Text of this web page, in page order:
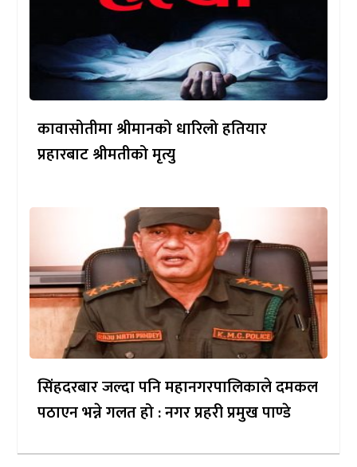
कावासोतीमा श्रीमानको धारिलो हतियार
प्रहारबाट श्रीमतीको मृत्यु
सिंहदरबार जल्दा पनि महानगरपालिकाले दमकल
पठाएन भन्ने गलत हो : नगर प्रहरी प्रमुख पाण्डे